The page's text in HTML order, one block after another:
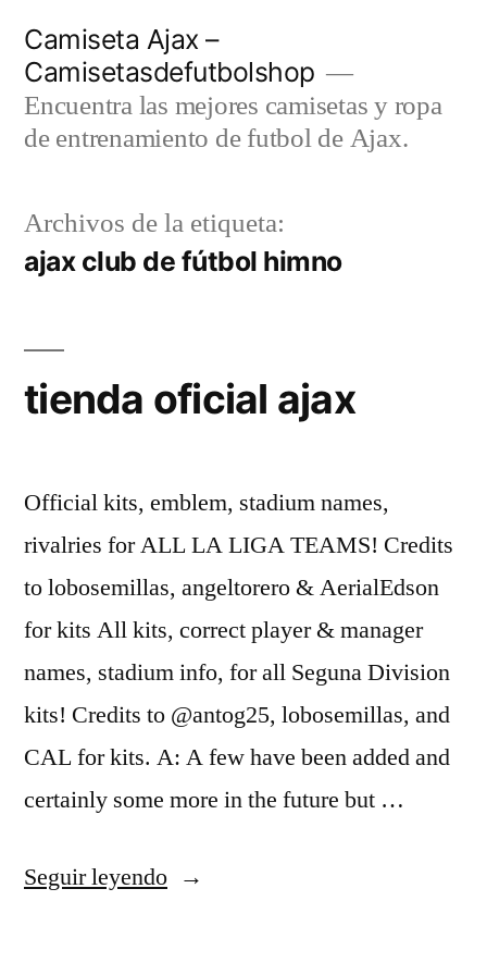
contenido
Camiseta Ajax –
Camisetasdefutbolshop
Encuentra las mejores camisetas y ropa
de entrenamiento de futbol de Ajax.
Archivos de la etiqueta:
ajax club de fútbol himno
tienda oficial ajax
Official kits, emblem, stadium names,
rivalries for ALL LA LIGA TEAMS! Credits
to lobosemillas, angeltorero & AerialEdson
for kits All kits, correct player & manager
names, stadium info, for all Seguna Division
kits! Credits to @antog25, lobosemillas, and
CAL for kits. A: A few have been added and
certainly some more in the future but …
Seguir leyendo«tienda